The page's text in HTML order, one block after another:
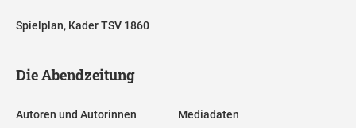
Spielplan, Kader TSV 1860
Die Abendzeitung
Autoren und Autorinnen Mediadaten